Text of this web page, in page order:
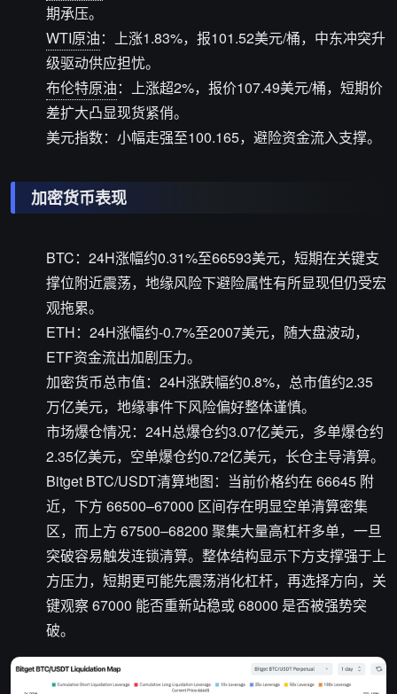
期承压。
WTI原油：上涨1.83%，报101.52美元/桶，中东冲突升
级驱动供应担忧。
布伦特原油：上涨超2%，报价107.49美元/桶，短期价
差扩大凸显现货紧俏。
美元指数：小幅走强至100.165，避险资金流入支撑。
加密货币表现
BTC：24H涨幅约0.31%至66593美元，短期在关键支
撑位附近震荡，地缘风险下避险属性有所显现但仍受宏
观拖累。
ETH：24H涨幅约-0.7%至2007美元，随大盘波动，
ETF资金流出加剧压力。
加密货币总市值：24H涨跌幅约0.8%，总市值约2.35
万亿美元，地缘事件下风险偏好整体谨慎。
市场爆仓情况：24H总爆仓约3.07亿美元，多单爆仓约
2.35亿美元，空单爆仓约0.72亿美元，长仓主导清算。
Bitget BTC/USDT清算地图：当前价格约在 66645 附
近，下方 66500–67000 区间存在明显空单清算密集
区，而上方 67500–68200 聚集大量高杠杆多单，一旦
突破容易触发连锁清算。整体结构显示下方支撑强于上
方压力，短期更可能先震荡消化杠杆，再选择方向，关
键观察 67000 能否重新站稳或 68000 是否被强势突
破。